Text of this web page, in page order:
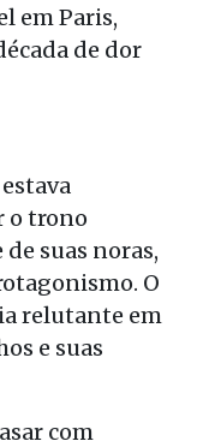
em Paris,
de dor
o trono
suas noras,
O
relutante em
e suas
com